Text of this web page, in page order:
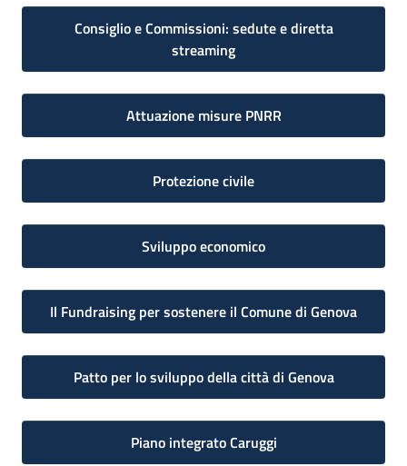
Consiglio e Commissioni: sedute e diretta
streaming
Attuazione misure PNRR
Protezione civile
Sviluppo economico
Il Fundraising per sostenere il Comune di Genova
Patto per lo sviluppo della città di Genova
Piano integrato Caruggi